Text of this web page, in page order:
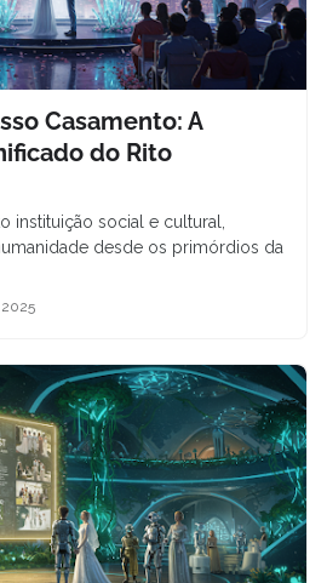
Casamento: A
do Rito
instituição social e cultural,
desde os primórdios da
2025